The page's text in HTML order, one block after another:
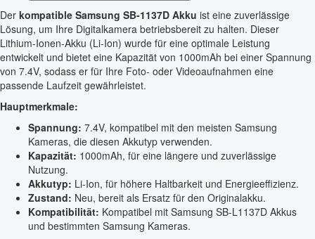
Der kompatible Samsung SB-1137D Akku ist eine zuverlässige
Lösung, um Ihre Digitalkamera betriebsbereit zu halten. Dieser
Lithium-Ionen-Akku (Li-Ion) wurde für eine optimale Leistung
entwickelt und bietet eine Kapazität von 1000mAh bei einer Spannung
von 7.4V, sodass er für Ihre Foto- oder Videoaufnahmen eine
passende Laufzeit gewährleistet.
Hauptmerkmale:
Spannung: 7.4V, kompatibel mit den meisten Samsung
Kameras, die diesen Akkutyp verwenden.
Kapazität: 1000mAh, für eine längere und zuverlässige
Nutzung.
Akkutyp: Li-Ion, für höhere Haltbarkeit und Energieeffizienz.
Zustand: Neu, bereit als Ersatz für den Originalakku.
Kompatibilität: Kompatibel mit Samsung SB-L1137D Akkus
und bestimmten Samsung Kameras.